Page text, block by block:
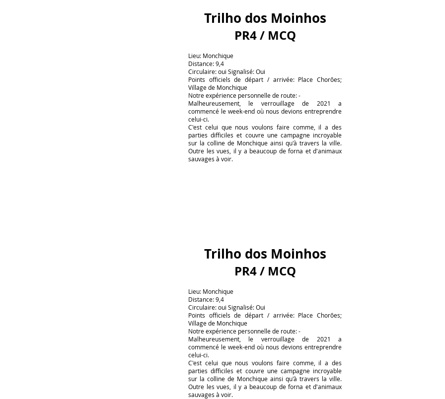
Trilho dos Moinhos
PR4 / MCQ
Lieu: Monchique
Distance: 9,4
Circulaire: oui Signalisé: Oui
Points officiels de départ / arrivée: Place Chorões;
Village de Monchique
Notre expérience personnelle de route: -
Malheureusement, le verrouillage de 2021 a
commencé le week-end où nous devions entreprendre
celui-ci.
C'est celui que nous voulons faire comme, il a des
parties difficiles et couvre une campagne incroyable
sur la colline de Monchique ainsi qu'à travers la ville.
Outre les vues, il y a beaucoup de forna et d'animaux
sauvages à voir.
Trilho dos Moinhos
PR4 / MCQ
Lieu: Monchique
Distance: 9,4
Circulaire: oui Signalisé: Oui
Points officiels de départ / arrivée: Place Chorões;
Village de Monchique
Notre expérience personnelle de route: -
Malheureusement, le verrouillage de 2021 a
commencé le week-end où nous devions entreprendre
celui-ci.
C'est celui que nous voulons faire comme, il a des
parties difficiles et couvre une campagne incroyable
sur la colline de Monchique ainsi qu'à travers la ville.
Outre les vues, il y a beaucoup de forna et d'animaux
sauvages à voir.